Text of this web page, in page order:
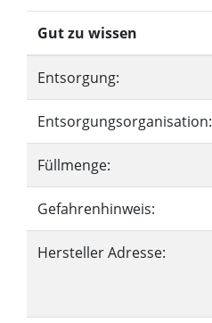
Gut zu wissen
Entsorgung:
Entsorgungsorganisation:
Füllmenge:
Gefahrenhinweis:
Hersteller Adresse: